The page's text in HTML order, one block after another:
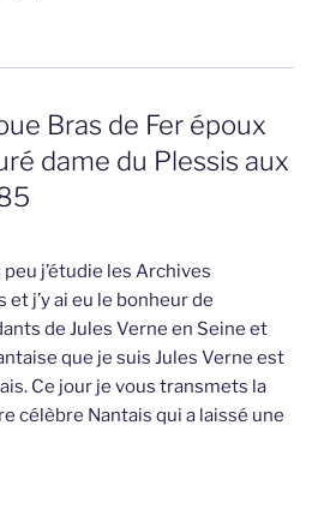
Bras de Fer époux
dame du Plessis aux
j’étudie les Archives
j’y ai eu le bonheur de
de Jules Verne en Seine et
que je suis Jules Verne est
Ce jour je vous transmets la
célèbre Nantais qui a laissé une